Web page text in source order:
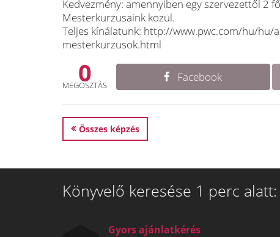
Kedvezmény: amennyiben egy szervezettől 2
Mesterkurzusaink közül.
Teljes kínálatunk: http://www.pwc.com/hu/hu/
mesterkurzusok.html
0
MEGOSZTÁS
Facebook
Összes képzés
Könyvelő keresése 1 perc alatt:
Gyors ajánlatkérés